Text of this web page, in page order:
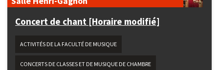
Concert de chant [Horaire modifié]
ACTIVITÉS DE LA FACULTÉ DE MUSIQUE
CONCERTS DE CLASSES ET DE MUSIQUE DE CHAMBRE